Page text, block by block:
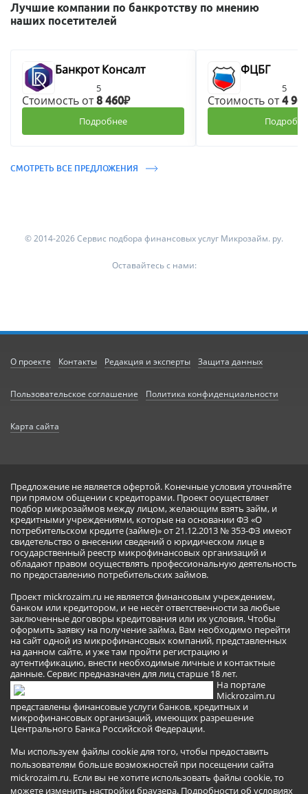
Лучшие компании по банкротству по мнению
наших посетителей
Банкрот Консалт
5
Стоимость от8 460₽
Подробнее
ФЦБГ
5
Стоимость от4
СМОТРЕТЬ ВСЕ ПРЕДЛОЖЕНИЯ
© 2014-2026 Сервис подбора финансовых услуг Микрозайм. ру.
Оставайтесь с нами:
О проекте Контакты Редакция и эксперты Защита данных
Пользовательское соглашение Политика конфиденциальности
Карта сайта
Предложение не является офертой. Конечные условия уточняйте
при прямом общении с кредиторами. Проект осуществляет
подбор микрозаймов между лицом, желающим взять займ, и
кредитными учреждениями, которые на основании ФЗ «О
потребительском кредите (займе)» от 21.12.2013 № 353-ФЗ имеют
свидетельство о внесении сведений о юридическом лице в
государственный реестр микрофинансовых организаций и
обладают правом осуществлять профессиональную деятельность
по предоставлению потребительских займов.
Проект mickrozaim.ru не является финансовым учреждением,
банком или кредитором, и не несёт ответственности за любые
заключенные договоры кредитования или их условия. Чтобы
оформить заявку на получение займа, Вам необходимо перейти
на сайт одной из микрофинансовых компаний, представленных
на данном сайте, и уже там пройти регистрацию и
аутентификацию, внести необходимые личные и контактные
данные. Сервис предназначен для лиц старше 18 лет.
На портале
Mickrozaim.ru
представлены финансовые услуги банков, кредитных и
микрофинансовых организаций, имеющих разрешение
Центрального Банка Российской Федерации.
Мы используем файлы cookie для того, чтобы предоставить
пользователям больше возможностей при посещении сайта
mickrozaim.ru. Если вы не хотите использовать файлы cookie, то
можете изменить настройки браузера. Подробности об условиях